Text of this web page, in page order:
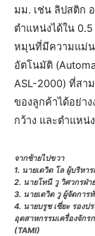
มม. เช่น ลิปสติก
ตำแหน่งได้ใน
หมุนที่มีความแม่น
อัตโนมัติ
ASL-2000) ที่สา
ของลูกค้าได้อย่า
กว้าง และตำแหน่
จากซ้ายไปขวา
1. นายเดวิด โล ผู้บริห
2. นายโทนี วู วิศวกรฝ่
3. นายเดวิด วู ผู้จัดกา
4. นายบรูช เซี่ยะ รองป
อุตสาหกรรมเครื่องจัก
(TAMI)